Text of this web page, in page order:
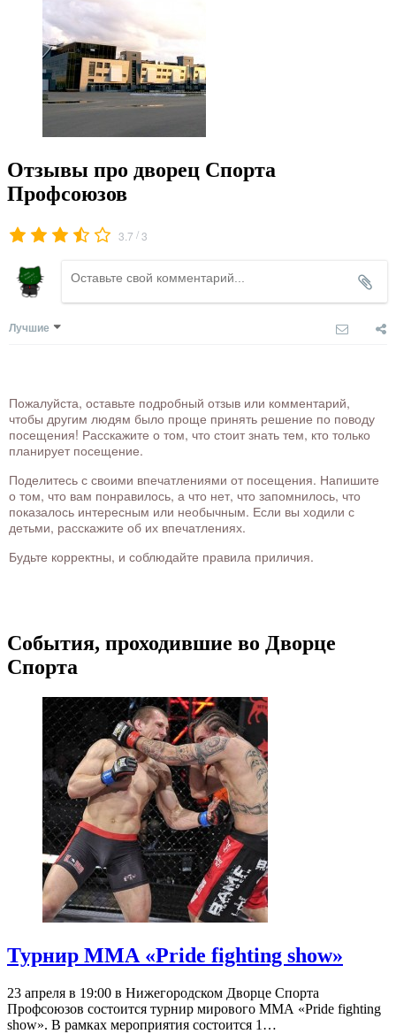
Отзывы про дворец Спорта
Профсоюзов
3.7 /3
Лучшие
Пожалуйста, оставьте подробный отзыв или комментарий,
чтобы другим людям было проще принять решение по поводу
посещения! Расскажите о том, что стоит знать тем, кто только
планирует посещение.
Поделитесь с своими впечатлениями от посещения. Напишите
о том, что вам понравилось, а что нет, что запомнилось, что
показалось интересным или необычным. Если вы ходили с
детьми, расскажите об их впечатлениях.
Будьте корректны, и соблюдайте правила приличия.
События, проходившие во Дворце
Спорта
Турнир ММА «Pride fighting show»
23 апреля в 19:00 в Нижегородском Дворце Спорта
Профсоюзов состоится турнир мирового ММА «Pride fighting
show». В рамках мероприятия состоится 1…